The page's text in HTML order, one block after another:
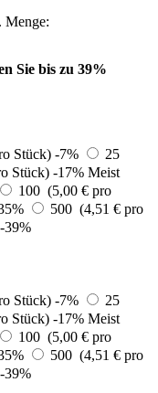
Menge:
Sie bis zu 39%
Stück) -7%
25
Stück) -17% Meist
100 (5,00 € pro
500 (4,51 € pro
-39%
Stück) -7%
25
Stück) -17% Meist
100 (5,00 € pro
500 (4,51 € pro
-39%